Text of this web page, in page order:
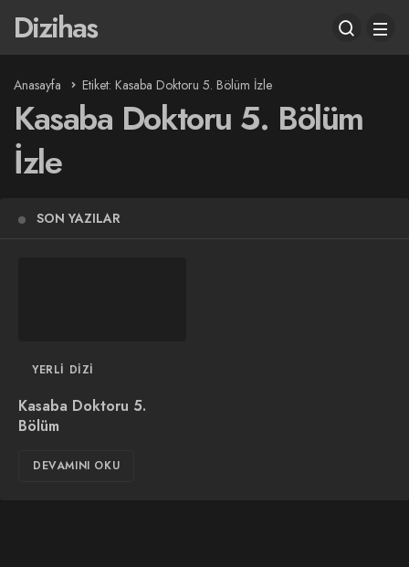
Dizihas
Anasayfa Etiket: Kasaba Doktoru 5. Bölüm İzle
Kasaba Doktoru 5. Bölüm
İzle
SON YAZILAR
YERLI DIZI
Kasaba Doktoru 5.
Bölüm
DEVAMINI OKU